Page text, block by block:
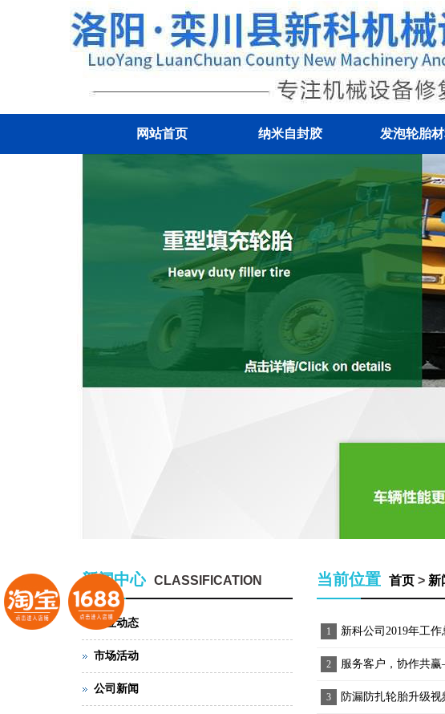
网站首页 纳米自封胶 发泡轮胎
当前位置 首页> 新
1 新科公司2019年工
2 服务客户，协作共
3 防漏防扎轮胎升级视
新闻中心 CLASSIFICATION
行业动态
市场活动
公司新闻